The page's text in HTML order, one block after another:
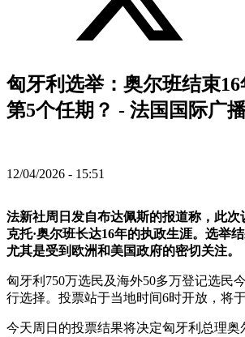
匈牙利选举：奥尔班结束
第5个任期？ - 法国国际广
12/04/2026 - 15:51
法新社周日发自布达佩斯的报道称，此次
克托·奥尔班长达16年的执政生涯。选举
尤其是受到欧洲和美国政府的密切关注。
匈牙利750万选民及海外50多万登记选民
行选择。投票站于当地时间6时开放，将于
今天周日的投票结果将决定匈牙利总理奥